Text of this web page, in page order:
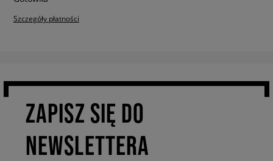
Szczegóły płatności
ZAPISZ SIĘ DO
NEWSLETTERA